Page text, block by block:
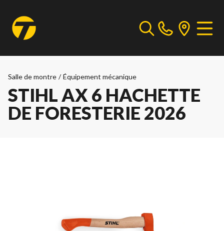
Salle de montre / Équipement mécanique
STIHL AX 6 HACHETTE
DE FORESTERIE 2026